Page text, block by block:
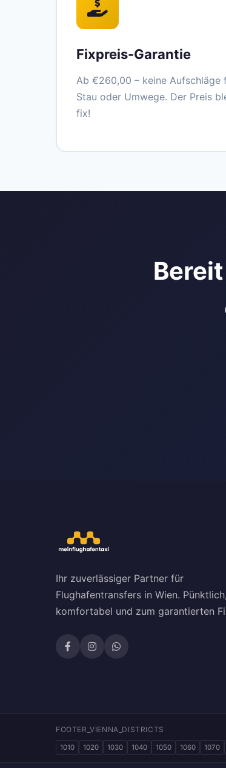
Fixpreis-Garantie
Ab €260,00 – keine Aufschläge
Stau oder Umwege. Der Preis
fix!
Ihr zuverlässiger Partner für
Flughafentransfers in Wien. Pünktlich,
komfortabel und zum garantierten
FOOTER_VIENNA_DISTRICTS
1010 1020 1030 1040 1050 1060 1070